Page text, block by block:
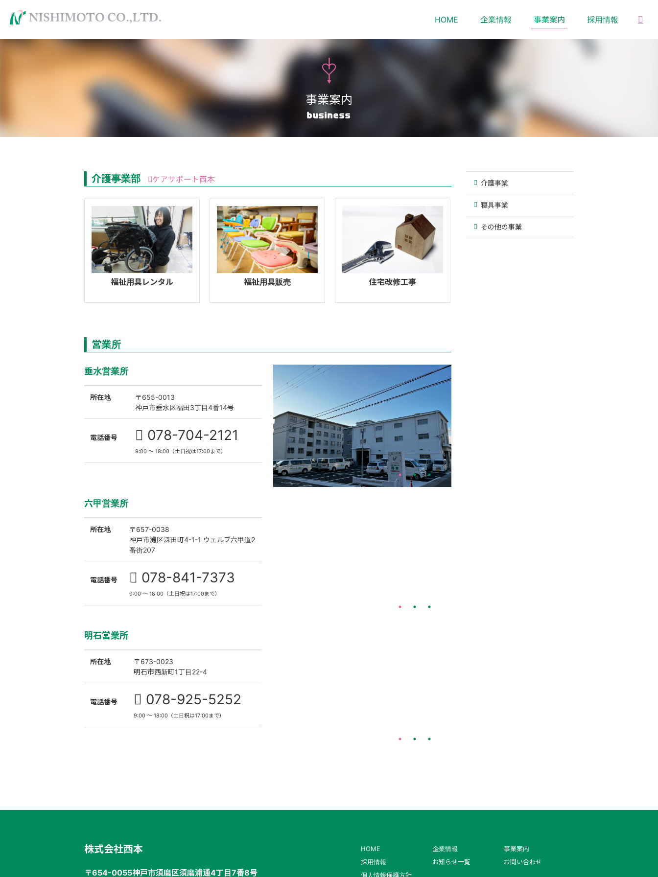
HOME 企業情報 事業案内 採用情報
事業案内
business
介護事業部 ケアサポート西本
福祉用具レンタル 福祉用具販売 住宅改修工事
営業所
垂水営業所
所在地
〒655-0013
神戸市垂水区福田3丁目4番14号
電話番号 078-704-2121
9:00 ～ 18:00（土日祝は17:00まで）
六甲営業所
所在地
〒657-0038
神戸市灘区深田町4-1-1 ウェルブ六甲道2
番街207
電話番号 078-841-7373
9:00 〜 18:00（土日祝は17:00まで）
明石営業所
所在地
〒673-0023
明石市西新町1丁目22-4
電話番号 078-925-5252
9:00 〜 18:00（土日祝は17:00まで）
介護事業
寝具事業
その他の事業
株式会社西本
〒654-0055神戸市須磨区須磨浦通4丁目7番8号
HOME 企業情報
事業案内
採用情報
お知らせ一覧
お問い合わせ
個人情報保護方針